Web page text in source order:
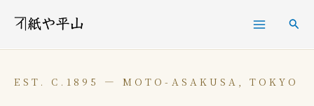
検
EST. C.1895 — MOTO-ASAKUSA, TOKYO